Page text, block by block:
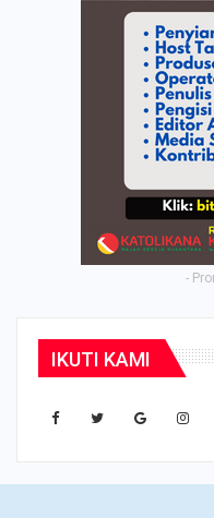
-
IKUTI KAMI